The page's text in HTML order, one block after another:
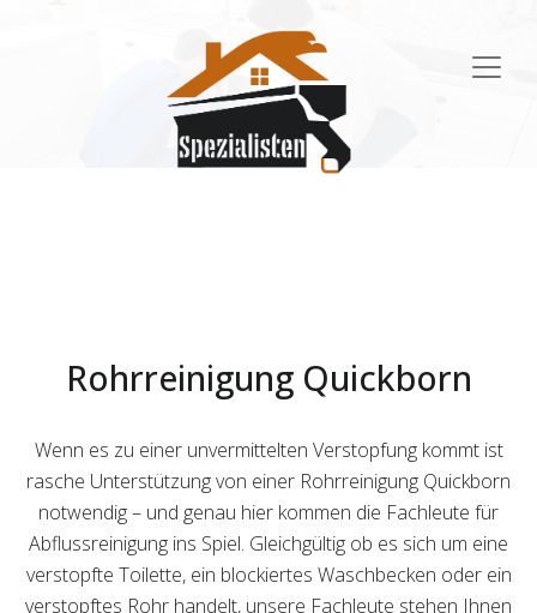
Rohrreinigung Quickborn
Wenn es zu einer unvermittelten Verstopfung kommt ist
rasche Unterstützung von einer Rohrreinigung Quickborn
notwendig – und genau hier kommen die Fachleute für
Abflussreinigung ins Spiel. Gleichgültig ob es sich um eine
verstopfte Toilette, ein blockiertes Waschbecken oder ein
verstopftes Rohr handelt, unsere Fachleute stehen Ihnen